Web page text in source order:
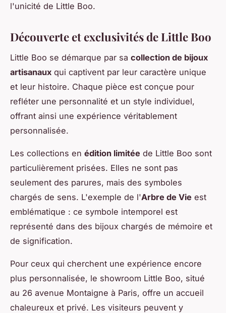
l'unicité de Little Boo.
Découverte et exclusivités de Little Boo
Little Boo se démarque par sa collection de bijoux
artisanaux qui captivent par leur caractère unique
et leur histoire. Chaque pièce est conçue pour
refléter une personnalité et un style individuel,
offrant ainsi une expérience véritablement
personnalisée.
Les collections en édition limitée de Little Boo sont
particulièrement prisées. Elles ne sont pas
seulement des parures, mais des symboles
chargés de sens. L'exemple de l'Arbre de Vie est
emblématique : ce symbole intemporel est
représenté dans des bijoux chargés de mémoire et
de signification.
Pour ceux qui cherchent une expérience encore
plus personnalisée, le showroom Little Boo, situé
au 26 avenue Montaigne à Paris, offre un accueil
chaleureux et privé. Les visiteurs peuvent y